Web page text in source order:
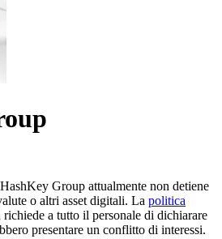
HashKey Group attualmente non detiene
o altri asset digitali. La politica
a tutto il personale di dichiarare
presentare un conflitto di interessi.